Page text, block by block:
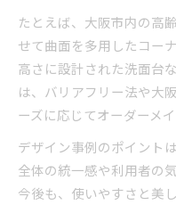
たとえば、大阪市内の高
せて曲面を多用したコー
高さに設計された洗面台
は、バリアフリー法や大
ーズに応じてオーダーメ
デザイン事例のポイント
全体の統一感や利用者の
今後も、使いやすさと美